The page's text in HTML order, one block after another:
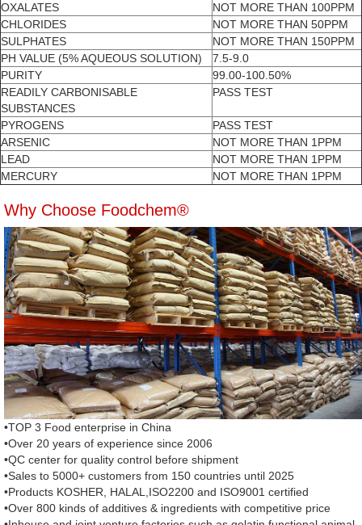
OXALATES
NOT MORE THAN 100PPM
CHLORIDES
NOT MORE THAN 50PPM
SULPHATES
NOT MORE THAN 150PPM
PH VALUE (5% AQUEOUS SOLUTION)
7.5-9.0
PURITY
99.00-100.50%
READILY CARBONISABLE
SUBSTANCES
PASS TEST
PYROGENS
PASS TEST
ARSENIC
NOT MORE THAN 1PPM
LEAD
NOT MORE THAN 1PPM
MERCURY
NOT MORE THAN 1PPM
Why Choose Foodchem®
•TOP 3 Food enterprise in China
•Over 20 years of experience since 2006
•QC center for quality control before shipment
•Sales to 5000+ customers from 150 countries until 2025
•Products KOSHER, HALAL,ISO2200 and ISO9001 certified
•Over 800 kinds of additives & ingredients with competitive price